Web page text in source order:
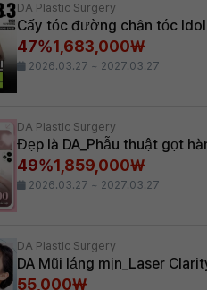
DA Plastic Surgery
Cấy tóc đường chân tóc Idol
47%1,683,000₩
2026.03.27 ~ 2027.03.27
DA Plastic Surgery
Đẹp là DA_Phẫu thuật gọt
49%1,859,000₩
2026.03.27 ~ 2027.03.27
DA Plastic Surgery
DA Mũi láng mịn_Laser
55,000₩